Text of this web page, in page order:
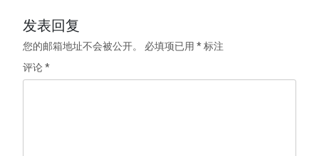
发表回复
您的邮箱地址不会被公开。 必填项已用*标注
评论*